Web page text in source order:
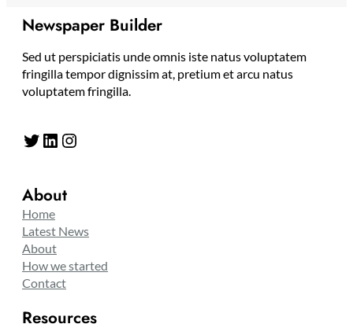
Newspaper Builder
Sed ut perspiciatis unde omnis iste natus voluptatem
fringilla tempor dignissim at, pretium et arcu natus
voluptatem fringilla.
Twitter LinkedIn Instagram
About
Home
Latest News
About
How we started
Contact
Resources